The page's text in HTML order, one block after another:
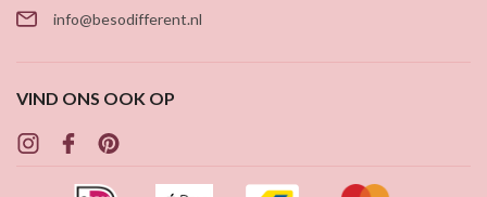
info@besodifferent.nl
VIND ONS OOK OP